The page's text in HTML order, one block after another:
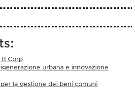
Corp
urbana e innovazione
per la gestione dei beni comuni